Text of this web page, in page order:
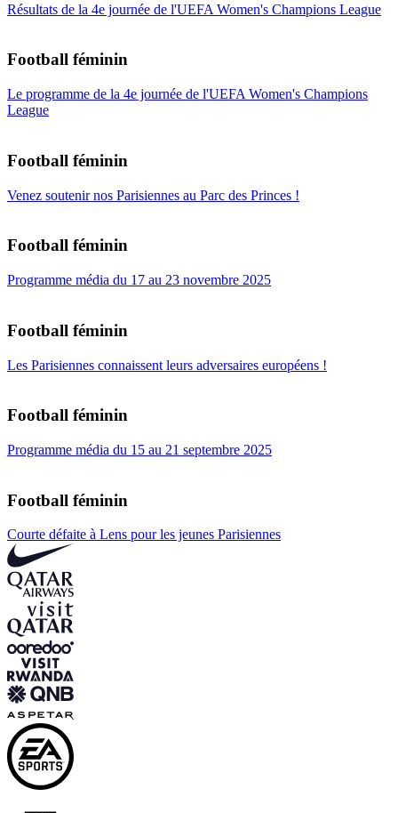
Résultats de la 4e journée de l'UEFA Women's Champions League
Football féminin
Le programme de la 4e journée de l'UEFA Women's Champions
League
Football féminin
Venez soutenir nos Parisiennes au Parc des Princes !
Football féminin
Programme média du 17 au 23 novembre 2025
Football féminin
Les Parisiennes connaissent leurs adversaires européens !
Football féminin
Programme média du 15 au 21 septembre 2025
Football féminin
Courte défaite à Lens pour les jeunes Parisiennes